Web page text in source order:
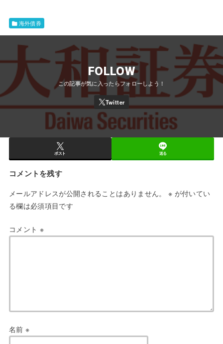
海外債券
FOLLOW
ポスト 送る
コメントを残す
メールアドレスが公開されることはありません。 ※ が付いてい
る欄は必須項目です
コメント ※
名前 ※